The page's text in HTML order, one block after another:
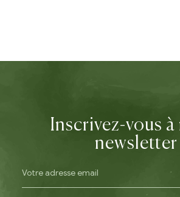
Inscrivez-vous
newsletter